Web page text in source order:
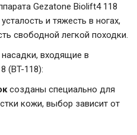
Gezatone Biolift4 118
и тяжесть в ногах,
свободной легкой походки.
входящие в
(BT-118):
созданы специально для
кожи, выбор зависит от